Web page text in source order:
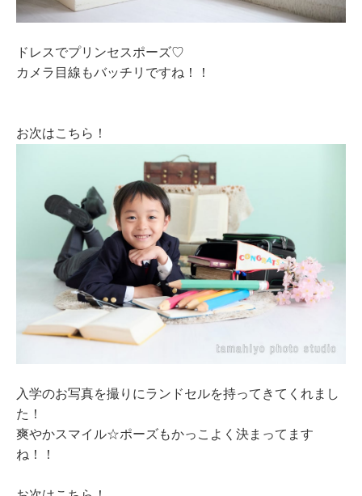
ドレスでプリンセスポーズ♡
カメラ目線もバッチリですね！！
お次はこちら！
入学のお写真を撮りにランドセルを持ってきてくれまし
た！
爽やかスマイル☆ポーズもかっこよく決まってます
ね！！